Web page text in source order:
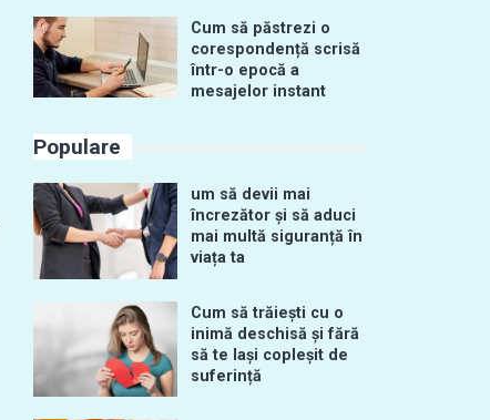
Cum să păstrezi o
corespondență scrisă
într-o epocă a
mesajelor instant
Populare
um să devii mai
încrezător și să aduci
mai multă siguranță în
viața ta
Cum să trăiești cu o
inimă deschisă și fără
să te lași copleșit de
suferință